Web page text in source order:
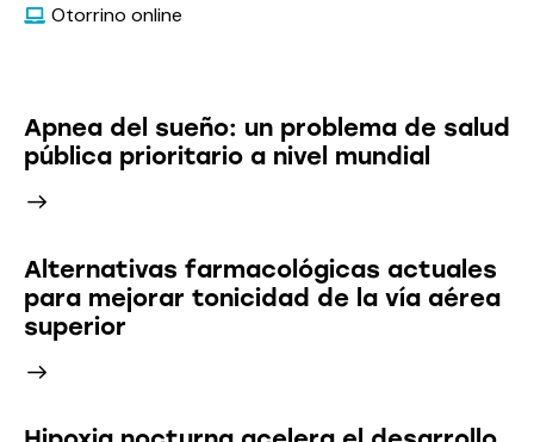
Otorrino online
Apnea del sueño: un problema de salud
pública prioritario a nivel mundial
Alternativas farmacológicas actuales
para mejorar tonicidad de la vía aérea
superior